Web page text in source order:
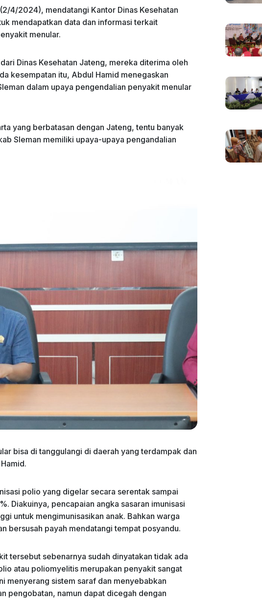
4/2024), mendatangi Kantor Dinas Kesehatan
mendapatkan data dan informasi terkait
menular.
Dinas Kesehatan Jateng, mereka diterima oleh
kesempatan itu, Abdul Hamid menegaskan
dalam upaya pengendalian penyakit menular
yang berbatasan dengan Jateng, tentu banyak
Sleman memiliki upaya-upaya pengandalian
bisa di tanggulangi di daerah yang terdampak dan
polio yang digelar secara serentak sampai
Diakuinya, pencapaian angka sasaran imunisasi
untuk mengimunisasikan anak. Bahkan warga
bersusah payah mendatangi tempat posyandu.
tersebut sebenarnya sudah dinyatakan tidak ada
atau poliomyelitis merupakan penyakit sangat
menyerang sistem saraf dan menyebabkan
pengobatan, namun dapat dicegah dengan